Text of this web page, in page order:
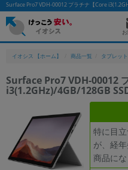
Surface Pro7 VDH-00012 プラチナ【Core
イオシス 【ホーム】 商品一覧 タブレット
Surface Pro7 VDH-00012
i3(1.2GHz)/4GB/128GB
特に目
が、経
商品にな
かんたんパソコン
フリーワード
除外ワード